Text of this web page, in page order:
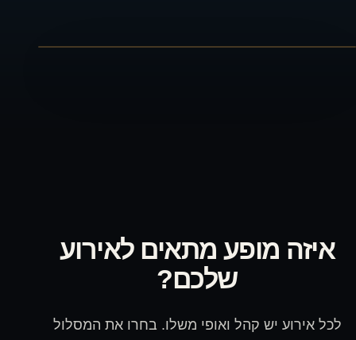
איזה מופע מתאים לאירוע
שלכם?
לכל אירוע יש קהל ואופי משלו. בחרו את המסלול